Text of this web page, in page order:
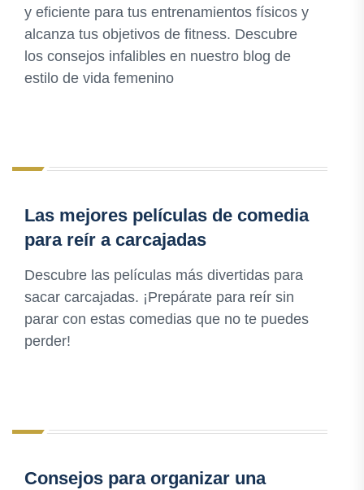
y eficiente para tus entrenamientos físicos y
alcanza tus objetivos de fitness. Descubre
los consejos infalibles en nuestro blog de
estilo de vida femenino
Las mejores películas de comedia
para reír a carcajadas
Descubre las películas más divertidas para
sacar carcajadas. ¡Prepárate para reír sin
parar con estas comedias que no te puedes
perder!
Consejos para organizar una